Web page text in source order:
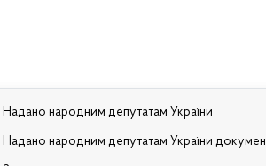
Надано народним депутатам України
Надано народним депутатам України